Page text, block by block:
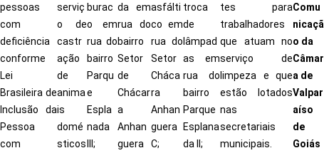
pessoas
com
deficiência
conforme
Lei
Brasileira de
Inclusão da
Pessoa
com
serviç
o de
castr
ação
de
anima
is
domé
sticos
burac
o em
rua do
bairro
Parqu
e
Espla
nada
III;
da em
rua do
bairro
Setor
de
Chácar
a
Anhan
guera
asfálti
co em
rua do
Setor
Cháca
ra
Anhan
guera
C;
troca
de
lâmpad
as em
rua do
bairro
Parque
Esplana
da II;
tes para
trabalhadores
que atuam no
serviço de
limpeza e que
estão lotados
nas
secretariais
municipais.
Comu
nicaçã
o da
Câmar
a de
Valpar
aíso
de
Goiás